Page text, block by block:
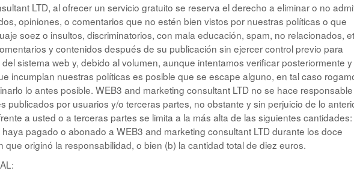
LTD, al ofrecer un servicio gratuito se reserva el derecho a eliminar o no
opiniones, o comentarios que no estén bien vistos por nuestras políticas o que
soez o insultos, discriminatorios, con mala educación, spam, no relacionados,
y contenidos después de su publicación sin ejercer control previo para
sistema web y, debido al volumen, aunque intentamos verificar posteriormente y
incumplan nuestras políticas es posible que se escape alguno, en tal caso
lo antes posible. WEB3 and marketing consultant LTD no se hace
publicados por usuarios y/o terceras partes, no obstante y sin perjuicio de lo
a usted o a terceras partes se limita a la más alta de las siguientes cantidades:
pagado o abonado a WEB3 and marketing consultant LTD durante los doce
que originó la responsabilidad, o bien (b) la cantidad total de diez euros.